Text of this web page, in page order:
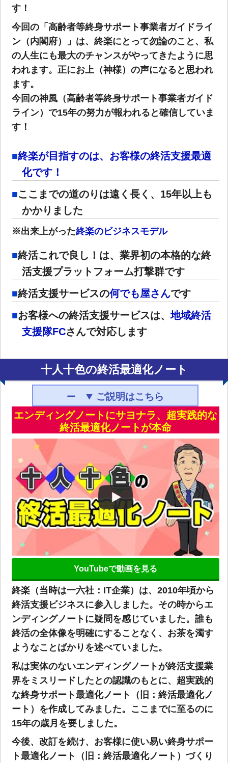
す！
今回の「高齢者等終身サポート事業者ガイドライ
ン（内閣府）」は、終楽にとって勿論のこと、私
の人生にも最大のチャンスがやってきたように思
われます。正にお上（神様）の声になると思われ
ます。
今回の神風（高齢者等終身サポート事業者ガイド
ライン）で15年の努力が報われると確信していま
す！
終楽が目指すのは、お客様の終活支援最適
化です！
ここまでの道のりは遠く長く、15年以上も
かかりました
※出来上がった終楽のビジネスモデル
終活これで良し！は、業界初の本格的な終
活支援プラットフォーム打撃群です
終活支援サービスの何でも屋さんです
お客様への終活支援サービスは、地域終活
支援隊FCさんで対応します
十人十色の終活最適化ノート
ご説明はこちら
エンディングノートにサヨナラ、超実践的な
終活最適化ノートが本命
YouTubeで動画を見る
終楽（当時は一六社：IT企業）は、2010年頃から
終活支援ビジネスに参入しました。その時からエ
ンディングノートに疑問を感じていました。誰も
終活の全体像を明確にすることなく、お茶を濁す
ようなことばかりを述べていました。
私は実体のないエンディングノートが終活支援業
界をミスリードしたとの認識のもとに、超実践的
な終身サポート最適化ノート（旧：終活最適化ノ
ート）を作成してみました。ここまでに至るのに
15年の歳月を要しました。
今後、改訂を続け、お客様に使い易い終身サポー
ト最適化ノート（旧：終活最適化ノート）づくり